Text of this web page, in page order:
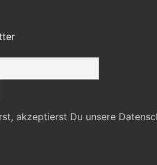
akzeptierst Du unsere